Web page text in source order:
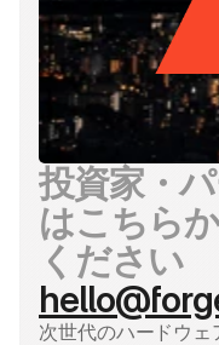
投資家・
はこちら
ください
次世代のハードウ